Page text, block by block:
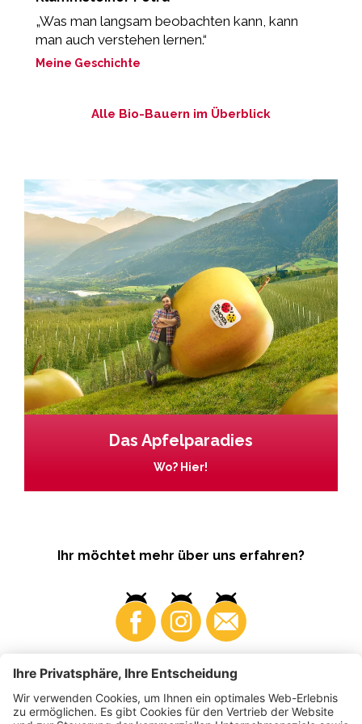
„Was man langsam beobachten kann, kann
man auch verstehen lernen.“
Meine Geschichte
Alle Bio-Bauern im Überblick
Das Apfelparadies
Wo? Hier!
Ihr möchtet mehr über uns erfahren?
Business Produzenten